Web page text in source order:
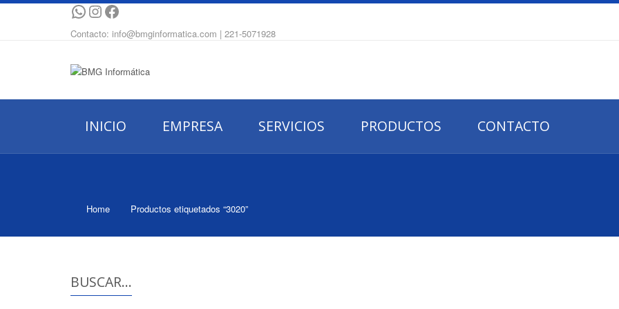
WhatsApp
Instagram
Facebook
Contacto: info@bmginformatica.com | 221-5071928
INICIO EMPRESA SERVICIOS PRODUCTOS CONTACTO
Home Productos etiquetados “3020”
BUSCAR…